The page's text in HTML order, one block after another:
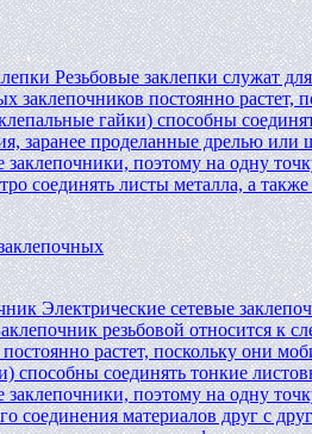
Резьбовые заклепки служат
заклепочников постоянно
гайки) способны
заранее проделанные дрелью или
поэтому на одну
соединять листы металла, а
Электрические сетевые
резьбовой относится к
растет, поскольку они
способны соединять тонкие
поэтому на одну
соединения материалов друг с